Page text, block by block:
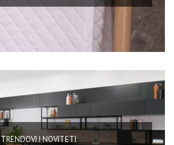
TRENDOVI I NOVITETI